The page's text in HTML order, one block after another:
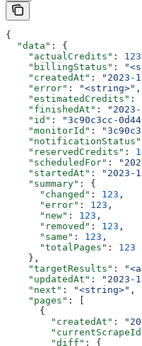
{
  "data"
: {
    "actualCredits"
: 123
    "billingStatus"
:
    "createdAt"
: "2023-
    "error"
: "<string>" ,
    "estimatedCredits"
:
    "finishedAt"
:
    "id"
: "3c90c3cc-
    "monitorId"
:
    "notificationStatus"
    "reservedCredits"
:
    "scheduledFor"
:
    "startedAt"
: "2023-
    "summary"
: {
      "changed"
: 123 ,
      "error"
: 123 ,
      "new"
: 123 ,
      "removed"
: 123 ,
      "same"
: 123 ,
      "totalPages"
: 123
    },
    "targetResults"
:
    "updatedAt"
: "2023-
    "next"
: "<string>" ,
    "pages"
: [
      {
        "createdAt"
:
        "diff"
: {